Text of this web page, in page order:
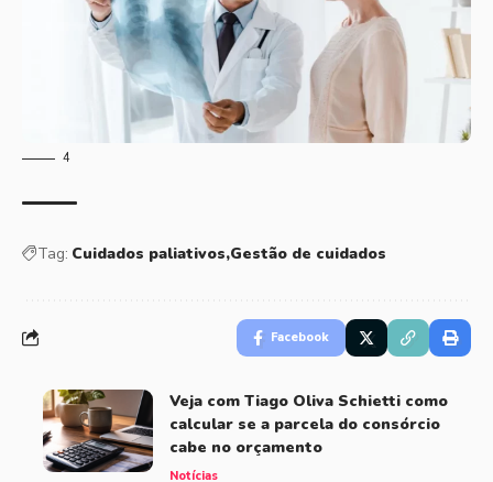
4
Tag: Cuidados paliativos Gestão de cuidados
Facebook
Veja com Tiago Oliva Schietti como
calcular se a parcela do consórcio
cabe no orçamento
Notícias